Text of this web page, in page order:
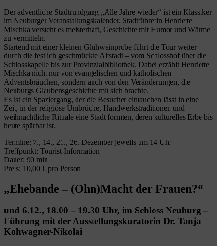
Der adventliche Stadtrundgang „Alle Jahre wieder“ ist ein Klassiker
im Neuburger Veranstaltungskalender. Stadtführerin Henriette
Mischka versteht es meisterhaft, Geschichte mit Humor und Wärme
zu vermitteln.
Startend mit einer kleinen Glühweinprobe führt die Tour weiter
durch die festlich geschmückte Altstadt – vom Schlosshof über die
Schlosskapelle bis zur Provinzialbibliothek. Dabei erzählt Henriette
Mischka nicht nur von evangelischen und katholischen
Adventsbräuchen, sondern auch von den Veränderungen, die
Neuburgs Glaubensgeschichte mit sich brachte.
Es ist ein Spaziergang, der die Besucher eintauchen lässt in eine
Zeit, in der religiöse Umbrüche, Handwerkstraditionen und
weihnachtliche Rituale eine Stadt formten, deren kulturelles Erbe bis
heute spürbar ist.
Termine: 7., 14., 21., 26. Dezember jeweils um 14 Uhr
Treffpunkt: Tourist-Information
Dauer: 90 min
Preis: 10,00 € pro Person
„Ehebande – (Ohn)Macht der Frauen?“
und 6.12., 18.00 – 19.30 Uhr, im Schloss Neuburg –
Führung mit der Ausstellungskuratorin Dr. Tanja
Kohwagner-Nikolai